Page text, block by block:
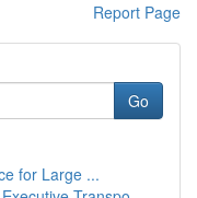
Report Page
Go
for Large ...